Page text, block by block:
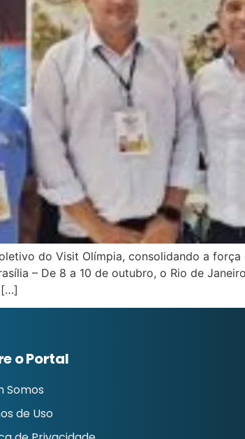
do Visit Olímpia, consolidando a
– De 8 a 10 de outubro, o Rio de
[…]
o Portal
Somos
de Uso